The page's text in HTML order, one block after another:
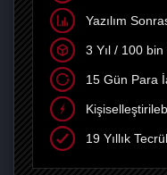
Yazılım
3 Yıl / 100
15 Gün Para
19 Yıllık